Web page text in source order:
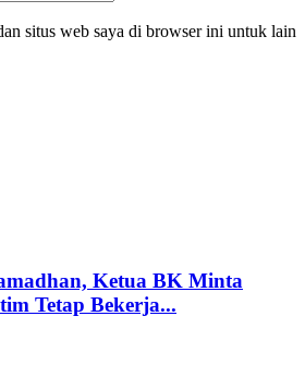
situs web saya di browser ini untuk lain
Ketua BK Minta
Tetap Bekerja...